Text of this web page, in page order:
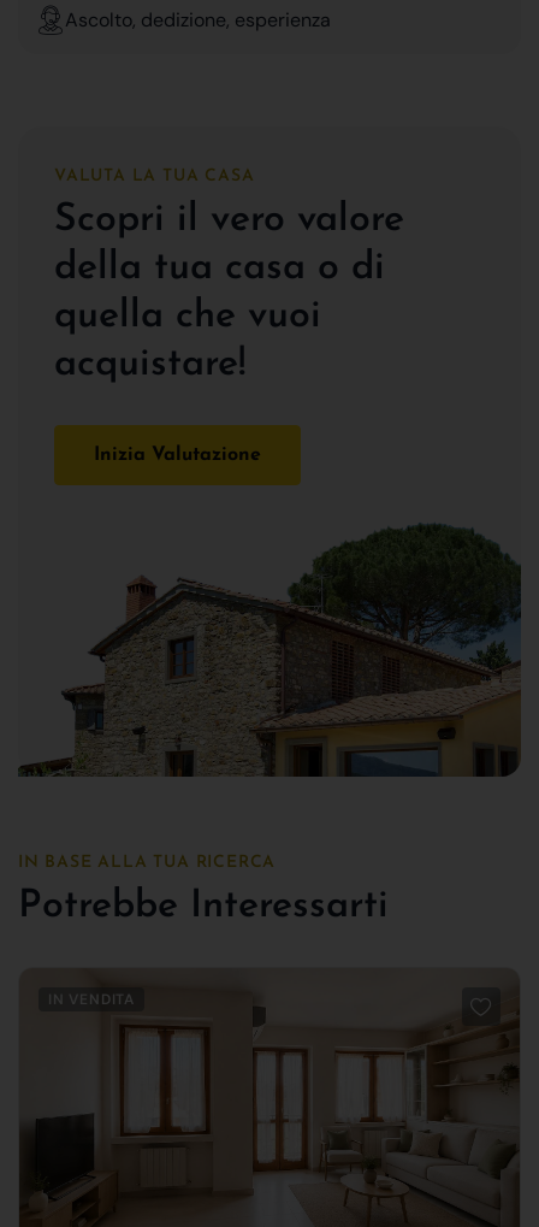
Ascolto, dedizione, esperienza
VALUTA LA TUA CASA
Scopri il vero valore
della tua casa o di
quella che vuoi
acquistare!
Inizia Valutazione
IN BASE ALLA TUA RICERCA
Potrebbe Interessarti
IN VENDITA